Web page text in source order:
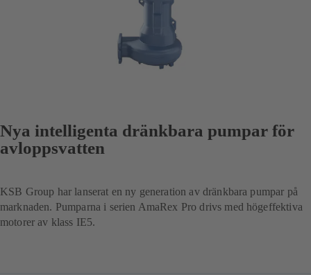
Nya intelligenta dränkbara pumpar för
avloppsvatten
KSB Group har lanserat en ny generation av dränkbara pumpar på
marknaden. Pumparna i serien AmaRex Pro drivs med högeffektiva
motorer av klass IE5.